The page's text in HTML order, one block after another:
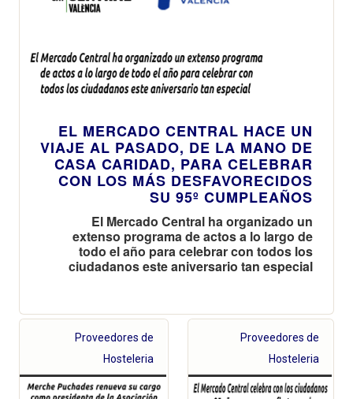
EL MERCADO CENTRAL HACE UN
VIAJE AL PASADO, DE LA MANO DE
CASA CARIDAD, PARA CELEBRAR
CON LOS MÁS DESFAVORECIDOS
SU 95º CUMPLEAÑOS
El Mercado Central ha organizado un
extenso programa de actos a lo largo de
todo el año para celebrar con todos los
ciudadanos este aniversario tan especial
Proveedores de
Hosteleria
Proveedores de
Hosteleria